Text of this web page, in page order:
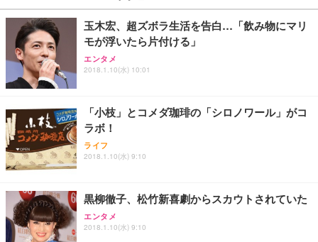
￥27,999
Sezlife オフィスチェア デスクチェア 疲れない テレ
ワーク チェア 強化バックレスト 30度ロッキング機
能 人間工学 椅子 腰サポート 90度跳ね上げ式アーム
務用 おしゃれ パソコンチェア (ブラック)
Sezlife オフィスチェア デスクチェア 疲れない テレ
ワーク チェア 強化バックレスト 30度ロッキング機
能 人間工学 椅子 腰サポート 90度跳ね上げ式アーム
務用 おしゃれ パソコンチェア (ホワイト)
ANDWINT オフィスチェア デスクチェア 肘なし メ
ッシュ 通気性 ランバーサポート付き 腰サポート ガ
￥109,572
【純正品】27"ゲーミングモニター DualSense 充電
フック付き（CFI-ZDM1J）
【整備済み品】Dell E2724HS 27インチ 液晶モニタ
ー フルHD（1920×1080）VA 非光沢 HDMI/DisplayP
ort/VGA スピーカー内蔵 高さ調整 スイベル VESA対
【MiniLED/24.5inch/280Hz/FHD】GRAPHT THE S
HOOTER Gaming Monitor 24” Essential ゲーミン
￥3,234
ネオ・ルーライフ ネオ・オムツ L 中型犬用 26枚入
り 単品
Smart Basic(スマートベーシック) 【Amazon.co.jp
限定】 Smart Basic アイリスオーヤマ ペットシーツ
超厚型 お徳用 ワイド 100枚入 (x 1) (ケース販売)
アイリスオーヤマ ペットシーツ 超厚型 お徳用 レギ
玉木宏、超ズボラ生活を告白…「飲み物にマリ
モが浮いたら片付ける」
エンタメ
2018.1.10(水) 10:01
「小枝」とコメダ珈琲の「シロノワール」がコ
ラボ！
ライフ
2018.1.10(水) 9:10
黒柳徹子、松竹新喜劇からスカウトされていた
エンタメ
2018.1.10(水) 9:10